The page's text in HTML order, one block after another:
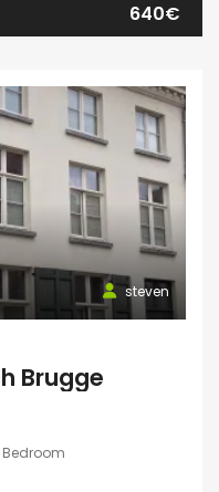
640€
steven
Brugge
Bedroom